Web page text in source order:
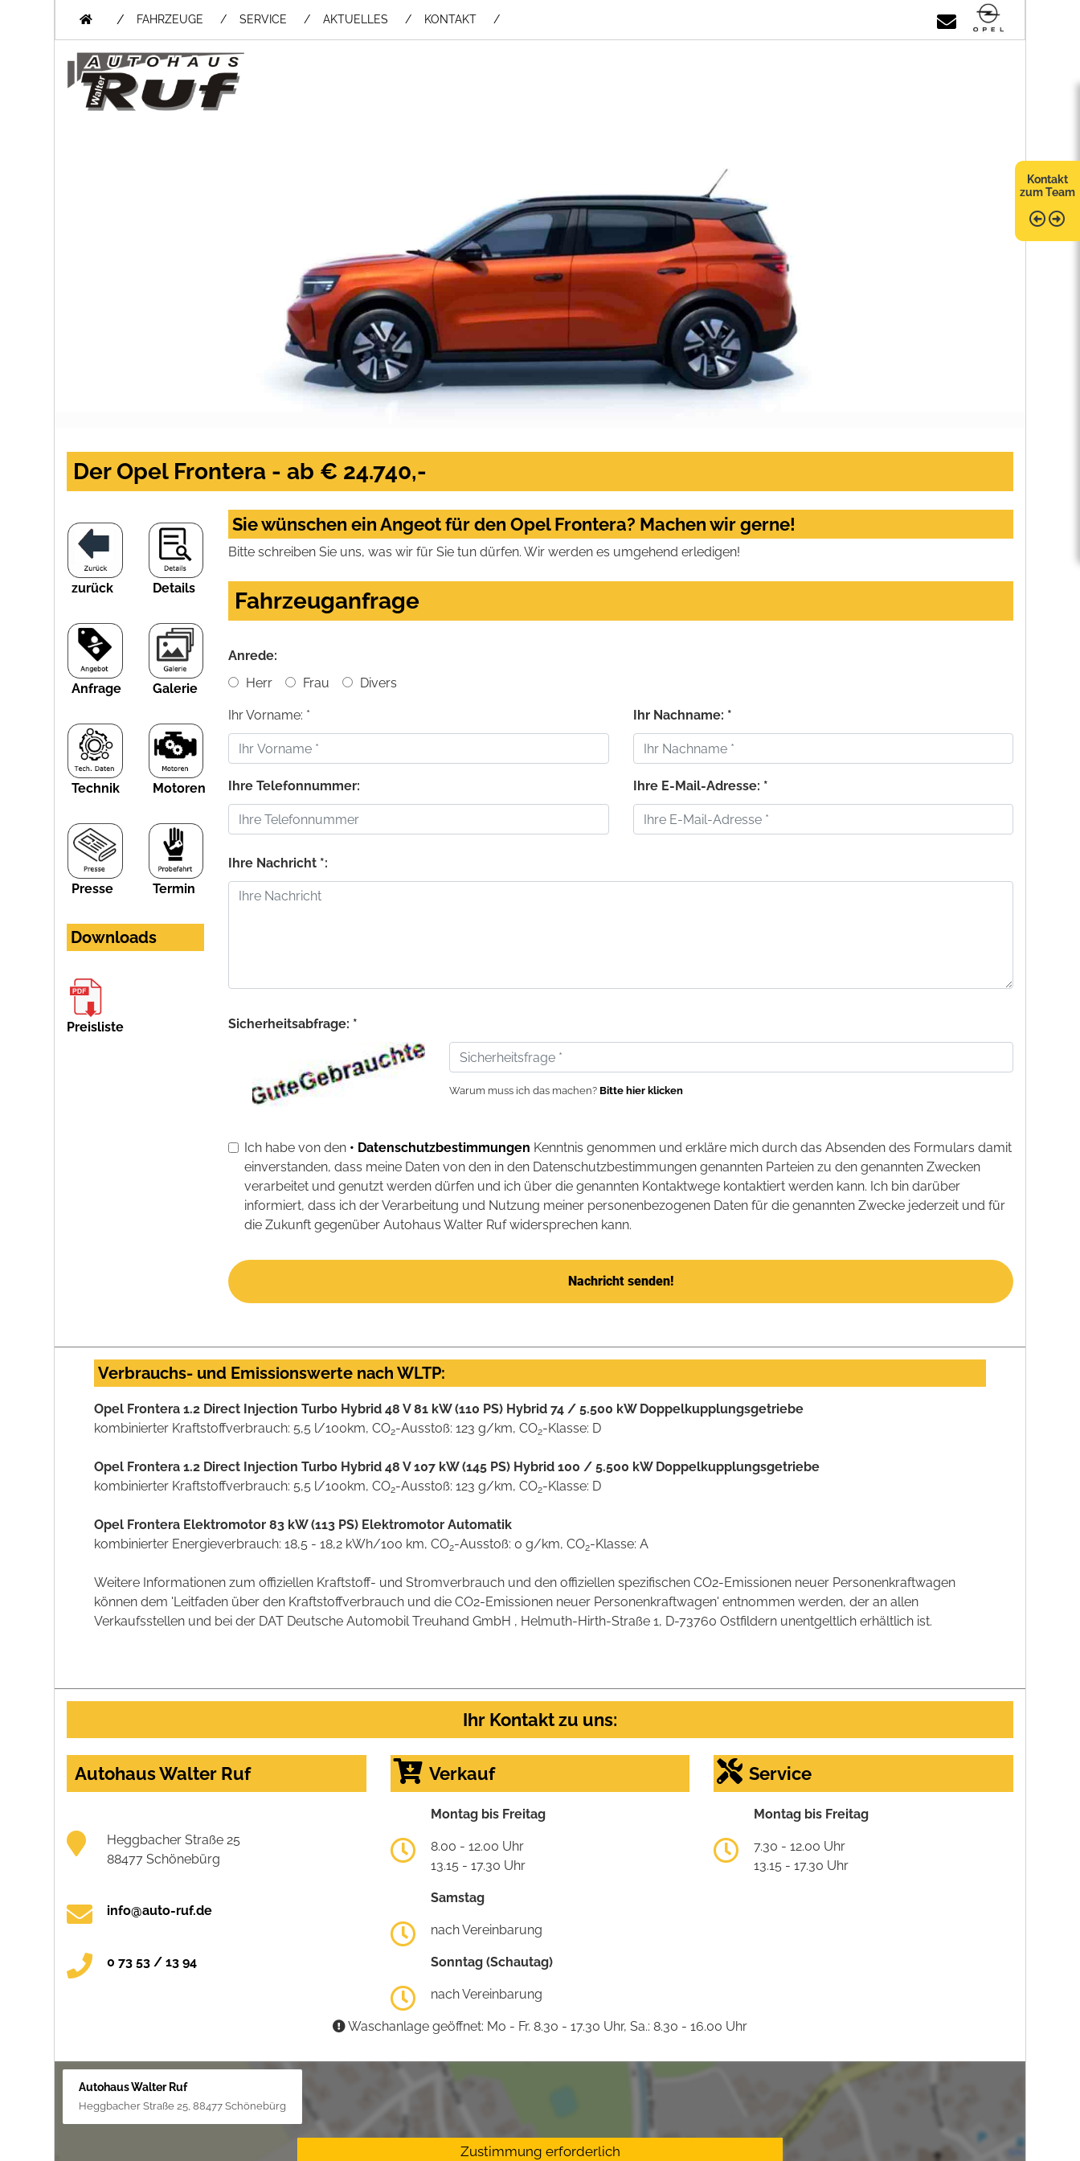
/ FAHRZEUGE SERVICE AKTUELLES KONTAKT
Kontakt
zum Team
Der Opel Frontera - ab € 24.740,-
zurück Details
Anfrage Galerie
Technik Motoren
Presse Termin
Downloads
Preisliste
Sie wünschen ein Angeot für den Opel Frontera? Machen wir gerne!
Bitte schreiben Sie uns, was wir für Sie tun dürfen. Wir werden es umgehend erledigen!
Fahrzeuganfrage
Anrede:
Herr
Frau Divers
Ihr Vorname: * Ihr Nachname: *
Ihre Telefonnummer: Ihre E-Mail-Adresse: *
Ihre Nachricht *:
Sicherheitsabfrage: *
Warum muss ich das machen? Bitte hier klicken
Ich habe von den • Datenschutzbestimmungen Kenntnis genommen und erkläre mich durch das Absenden des Formulars damit
einverstanden, dass meine Daten von den in den Datenschutzbestimmungen genannten Parteien zu den genannten Zwecken
verarbeitet und genutzt werden dürfen und ich über die genannten Kontaktwege kontaktiert werden kann. Ich bin darüber
informiert, dass ich der Verarbeitung und Nutzung meiner personenbezogenen Daten für die genannten Zwecke jederzeit und für
die Zukunft gegenüber Autohaus Walter Ruf widersprechen kann.
Nachricht senden!
Verbrauchs- und Emissionswerte nach WLTP:
Opel Frontera 1.2 Direct Injection Turbo Hybrid 48 V 81 kW (110 PS) Hybrid 74 / 5.500 kW Doppelkupplungsgetriebe
kombinierter Kraftstoffverbrauch: 5,5 l/100km, CO2-Ausstoß: 123 g/km, CO2-Klasse: D
Opel Frontera 1.2 Direct Injection Turbo Hybrid 48 V 107 kW (145 PS) Hybrid 100 / 5.500 kW Doppelkupplungsgetriebe
kombinierter Kraftstoffverbrauch: 5,5 l/100km, CO2-Ausstoß: 123 g/km, CO2-Klasse: D
Opel Frontera Elektromotor 83 kW (113 PS) Elektromotor Automatik
kombinierter Energieverbrauch: 18,5 - 18,2 kWh/100 km, CO2-Ausstoß: 0 g/km, CO2-Klasse: A
Weitere Informationen zum offiziellen Kraftstoff- und Stromverbrauch und den offiziellen spezifischen CO2-Emissionen neuer Personenkraftwagen
können dem 'Leitfaden über den Kraftstoffverbrauch und die CO2-Emissionen neuer Personenkraftwagen' entnommen werden, der an allen
Verkaufsstellen und bei der DAT Deutsche Automobil Treuhand GmbH , Helmuth-Hirth-Straße 1, D-73760 Ostfildern unentgeltlich erhältlich ist.
Ihr Kontakt zu uns:
Autohaus Walter Ruf
Heggbacher Straße 25
88477 Schönebürg
info@auto-ruf.de
0 73 53 / 13 94
Verkauf
Montag bis Freitag
8.00 - 12.00 Uhr
13.15 - 17.30 Uhr
Samstag
nach Vereinbarung
Sonntag (Schautag)
nach Vereinbarung
Service
Montag bis Freitag
7.30 - 12.00 Uhr
13.15 - 17.30 Uhr
Waschanlage geöffnet: Mo - Fr. 8.30 - 17.30 Uhr, Sa.: 8.30 - 16.00 Uhr
Autohaus Walter Ruf
Heggbacher Straße 25, 88477 Schönebürg
Zustimmung erforderlich